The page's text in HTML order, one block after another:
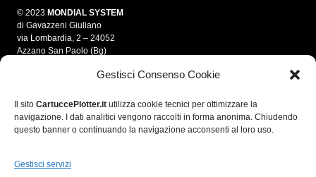
Gestisci Consenso Cookie
Il sito CartuccePlotter.it utilizza cookie tecnici per ottimizzare la
navigazione. I dati analitici vengono raccolti in forma anonima. Chiudendo
questo banner o continuando la navigazione acconsenti al loro uso.
Gestisci servizi
© 2023 MONDIAL SYSTEM
di Gavazzeni Giuliano
via Lombardia, 2 – 24052
Azzano San Paolo (Bg)
info@mondialsystem.it
Fax 035 4595861
P.IVA 03280700166
C.F. GVZGLN70E05A794A